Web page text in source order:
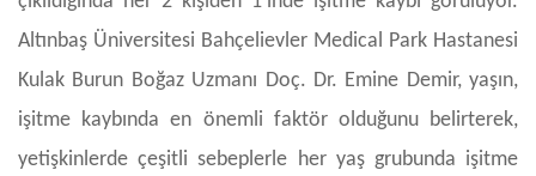
Altınbaş Üniversitesi Bahçelievler Medical Park Hastanesi
Kulak Burun Boğaz Uzmanı Doç. Dr. Emine Demir, yaşın,
işitme kaybında en önemli faktör olduğunu belirterek,
yetişkinlerde çeşitli sebeplerle her yaş grubunda işitme